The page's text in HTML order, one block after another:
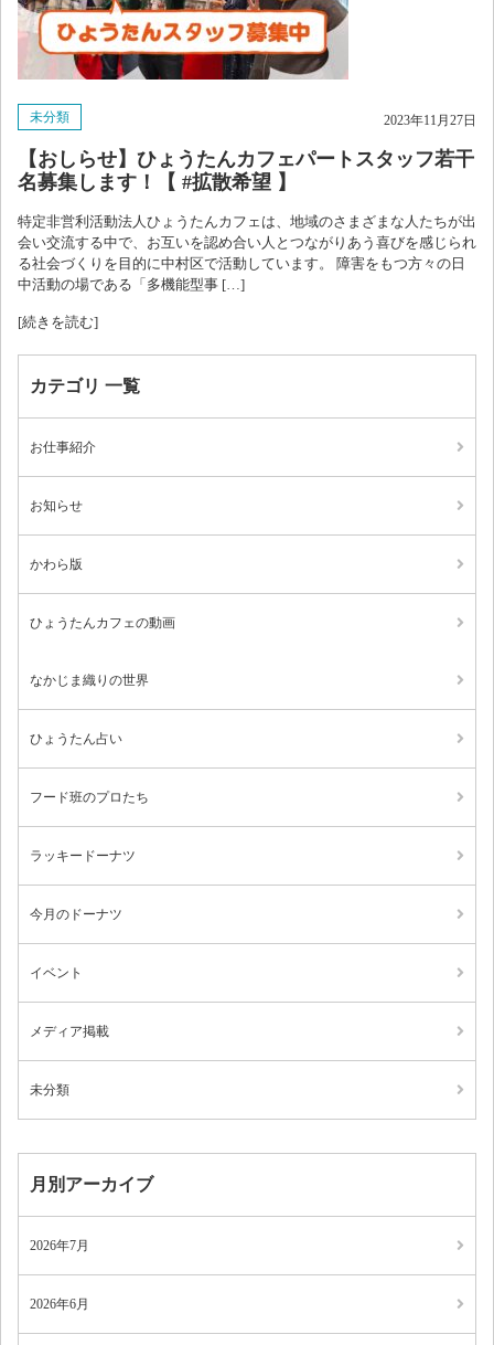
未分類 2023年11月27日
【おしらせ】ひょうたんカフェパートスタッフ若干
名募集します！【 #拡散希望 】
特定非営利活動法人ひょうたんカフェは、地域のさまざまな人たちが出
会い交流する中で、お互いを認め合い人とつながりあう喜びを感じられ
る社会づくりを目的に中村区で活動しています。 障害をもつ方々の日
中活動の場である「多機能型事 […]
[続きを読む]
カテゴリ 一覧
お仕事紹介
お知らせ
かわら版
ひょうたんカフェの動画
なかじま織りの世界
ひょうたん占い
フード班のプロたち
ラッキードーナツ
今月のドーナツ
イベント
メディア掲載
未分類
月別アーカイブ
2026年7月
2026年6月